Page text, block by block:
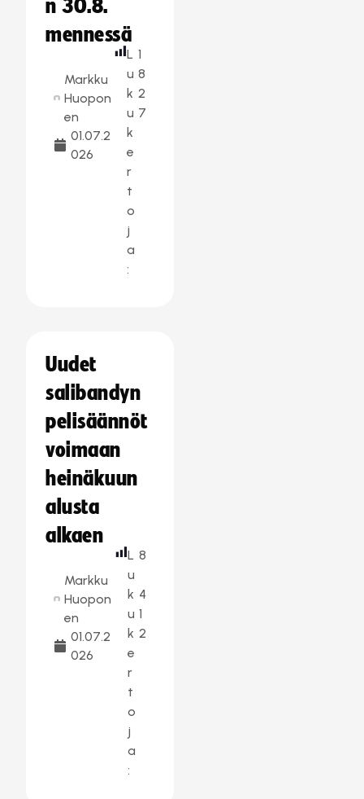
n 30.8.
mennessä
Markku
Huopon
en
01.07.2
026
L
u
k
u
k
e
r
t
o
j
a
:
1
8
2
7
Uudet
salibandyn
pelisäännöt
voimaan
heinäkuun
alusta
alkaen
Markku
Huopon
en
01.07.2
026
L
u
k
u
k
e
r
t
o
j
a
:
8
4
1
2